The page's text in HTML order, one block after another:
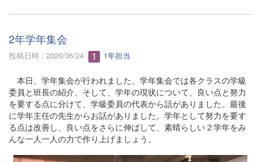
2年学年集会
投稿日時 : 2020/06/24 1年担当
本日、学年集会が行われました。学年集会では各クラスの学級
委員と班長の紹介、そして、学年の現状について、良い点と努力
を要する点に分けて、学級委員の代表から話がありました。最後
に学年主任の先生からお話がありました。学年として努力を要す
る点は改善し、良い点をさらに伸ばして、素晴らしい２学年をみ
んな一人一人の力で作り上げましょう。